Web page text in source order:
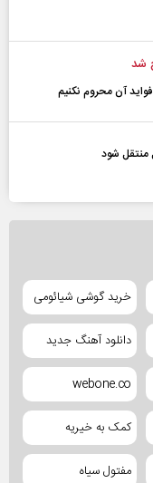
شد
فواید آن محروم نکنیم
شود
خرید گوشی شیائومی
دانلود آهنگ جدید
webone.co
کمک به خیریه
مفتول سیاه